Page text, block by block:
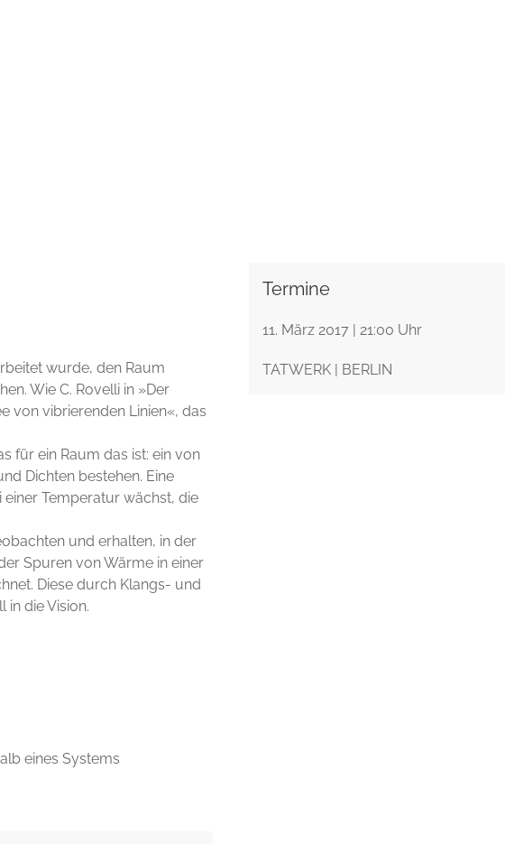
wurde, den Raum
Wie C. Rovelli in »Der
von vibrierenden Linien«, das
für ein Raum das ist: ein von
Dichten bestehen. Eine
Temperatur wächst, die
und erhalten, in der
Spuren von Wärme in einer
Diese durch Klangs- und
in die Vision.
eines Systems
Termine
11. März 2017 | 21:00 Uhr
TATWERK | BERLIN